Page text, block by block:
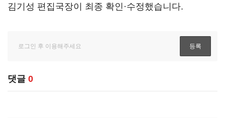
김기성 편집국장이 최종 확인·수정했습니다.
댓글 0